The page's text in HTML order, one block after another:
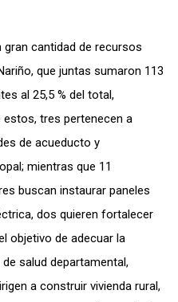
cantidad de recursos
que juntas sumaron 113
al 25,5 % del total,
tres pertenecen a
de acueducto y
mientras que 11
buscan instaurar paneles
dos quieren fortalecer
objetivo de adecuar la
salud departamental,
a construir vivienda rural,